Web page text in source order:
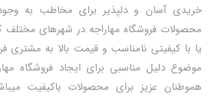
خریدی آسان و دلپذیر برای مخاطب به وجود
محصولات فروشگاه مهاراجه در شهرهای مختلف
یا با کیفیتی نامناسب و قیمت بالا به مشتری
موضوع دلیل مناسبی برای ایجاد فروشگاه
هموطنان عزیز برای محصولات باکیفیت